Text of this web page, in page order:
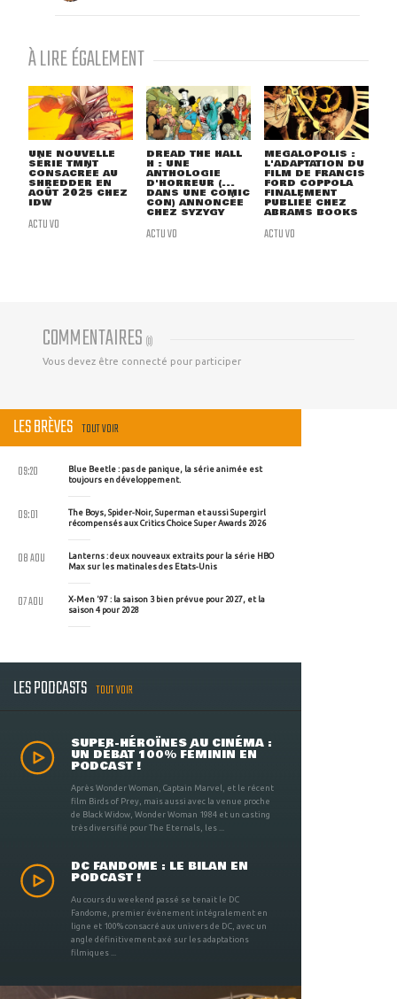
À LIRE ÉGALEMENT
UNE NOUVELLE
SÉRIE TMNT
CONSACRÉE AU
SHREDDER EN
AOÛT 2025 CHEZ
IDW
ACTU VO
DREAD THE HALL
H : UNE
ANTHOLOGIE
D'HORREUR (...
DANS UNE COMIC
CON) ANNONCÉE
CHEZ SYZYGY
ACTU VO
MEGALOPOLIS :
L'ADAPTATION DU
FILM DE FRANCIS
FORD COPPOLA
FINALEMENT
PUBLIÉE CHEZ
ABRAMS BOOKS
ACTU VO
COMMENTAIRES (0)
Vous devez être connecté pour participer
LES BRÈVES TOUT VOIR
Blue Beetle : pas de panique, la série animée est
toujours en développement.
09:20
The Boys, Spider-Noir, Superman et aussi Supergirl
récompensés aux Critics Choice Super Awards 2026
09:01
Lanterns : deux nouveaux extraits pour la série HBO
Max sur les matinales des Etats-Unis
08 AOU
X-Men '97 : la saison 3 bien prévue pour 2027, et la
saison 4 pour 2028
07 AOU
LES PODCASTS TOUT VOIR
SUPER-HÉROÏNES AU CINÉMA :
UN DÉBAT 100% FÉMININ EN
PODCAST !
Après Wonder Woman, Captain Marvel, et le récent
film Birds of Prey, mais aussi avec la venue proche
de Black Widow, Wonder Woman 1984 et un casting
très diversifié pour The Eternals, les ...
DC FANDOME : LE BILAN EN
PODCAST !
Au cours du weekend passé se tenait le DC
Fandome, premier évènement intégralement en
ligne et 100% consacré aux univers de DC, avec un
angle définitivement axé sur les adaptations
filmiques ...